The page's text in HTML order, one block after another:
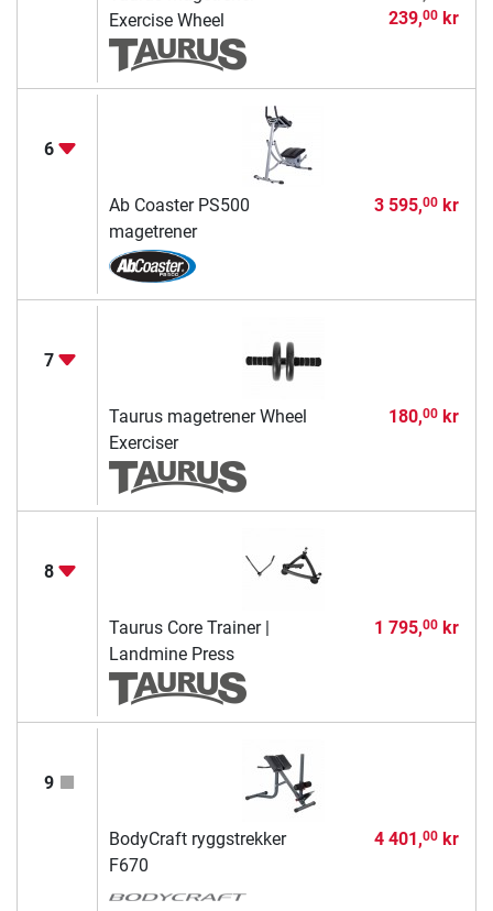
Exercise Wheel
239,00kr
6
Ab Coaster PS500
magetrener
3 595,00kr
7
Taurus magetrener Wheel
Exerciser
180,00kr
8
Taurus Core Trainer |
Landmine Press
1 795,00kr
9
BodyCraft ryggstrekker
F670
4 401,00kr